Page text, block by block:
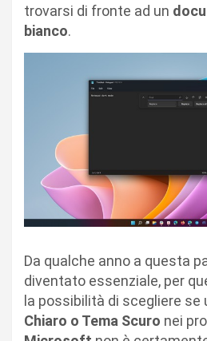
trovarsi di fronte ad un
bianco.
Da qualche anno a questa
diventato essenziale, per
la possibilità di scegliere se
Chiaro o Tema Scuro nei